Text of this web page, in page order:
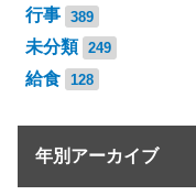
行事 389
未分類 249
給食 128
年別アーカイブ